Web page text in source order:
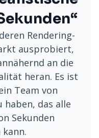
Rendering-
ausprobiert,
an die
heran. Es ist
Team von
haben, das alle
Sekunden